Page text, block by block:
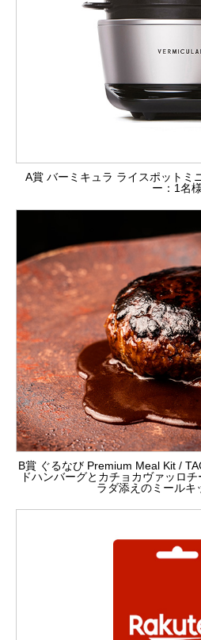
A賞 バーミキュラ ライスポットミ
ー：1名様
B賞 ぐるなび Premium Meal Kit /
ドハンバーグとカチョカヴァッロ
ラダ添えのミールキ